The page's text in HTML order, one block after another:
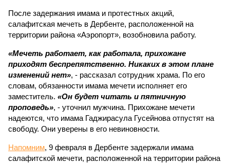
После задержания имама и протестных акций,
салафитская мечеть в Дербенте, расположенной на
территории района «Аэропорт», возобновила работу.
«Мечеть работает, как работала, прихожане
приходят беспрепятственно. Никаких в этом плане
изменений нет», - рассказал сотрудник храма. По его
словам, обязанности имама мечети исполняет его
заместитель. «Он будет читать и пятничную
проповедь», - уточнил мужчина. Прихожане мечети
надеются, что имама Гаджирасула Гусейнова отпустят на
свободу. Они уверены в его невиновности.
Напомним, 9 февраля в Дербенте задержали имама
салафитской мечети, расположенной на территории района